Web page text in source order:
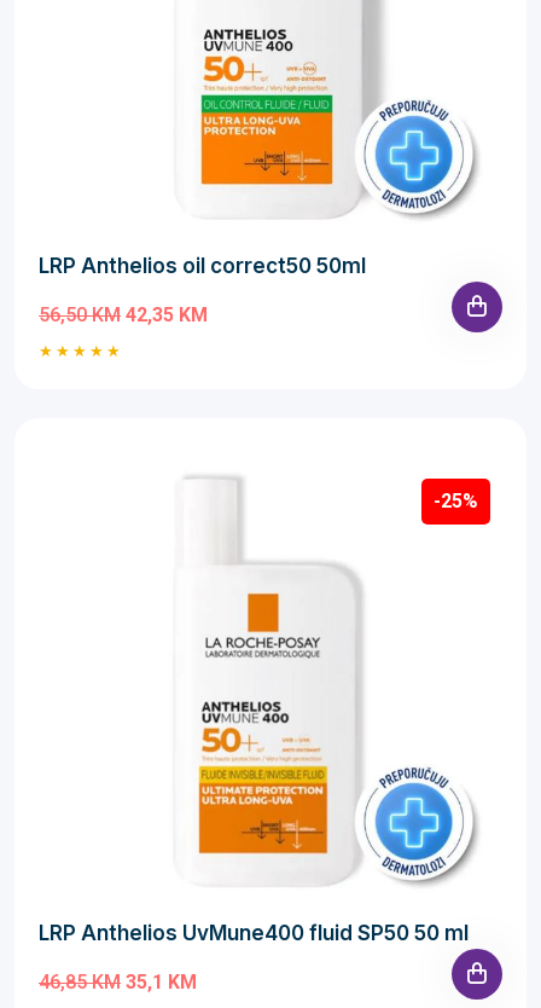
LRP Anthelios oil correct50 50ml
56,50 KM 42,35 KM
-25%
LRP Anthelios UvMune400 fluid SP50 50 ml
46,85 KM 35,1 KM